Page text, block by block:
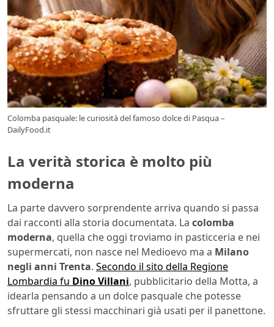
Colomba pasquale: le curiosità del famoso dolce di Pasqua –
DailyFood.it
La verità storica è molto più
moderna
La parte davvero sorprendente arriva quando si passa
dai racconti alla storia documentata. La colomba
moderna, quella che oggi troviamo in pasticceria e nei
supermercati, non nasce nel Medioevo ma a Milano
negli anni Trenta. Secondo il sito della Regione
Lombardia fu Dino Villani, pubblicitario della Motta, a
idearla pensando a un dolce pasquale che potesse
sfruttare gli stessi macchinari già usati per il panettone.